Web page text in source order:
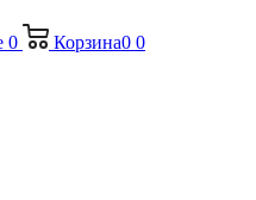
0 Корзина0 0